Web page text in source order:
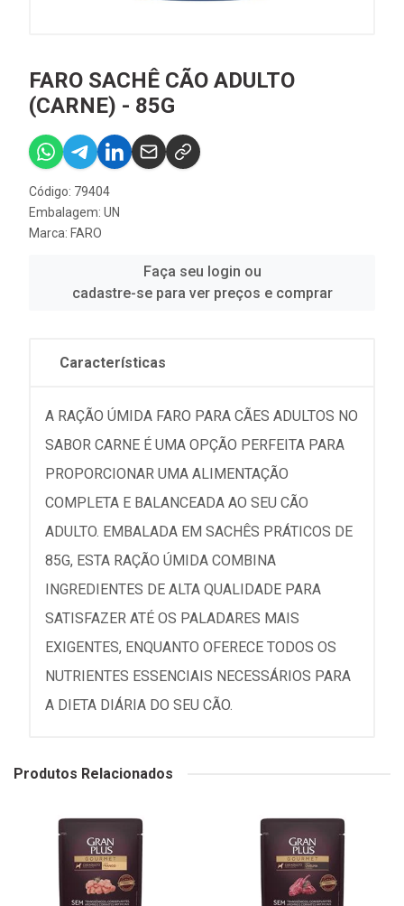
FARO SACHÊ CÃO ADULTO
(CARNE) - 85G
Código: 79404
Embalagem: UN
Marca: FARO
Faça seu login ou
cadastre-se para ver preços e comprar
Características
A RAÇÃO ÚMIDA FARO PARA CÃES ADULTOS NO
SABOR CARNE É UMA OPÇÃO PERFEITA PARA
PROPORCIONAR UMA ALIMENTAÇÃO
COMPLETA E BALANCEADA AO SEU CÃO
ADULTO. EMBALADA EM SACHÊS PRÁTICOS DE
85G, ESTA RAÇÃO ÚMIDA COMBINA
INGREDIENTES DE ALTA QUALIDADE PARA
SATISFAZER ATÉ OS PALADARES MAIS
EXIGENTES, ENQUANTO OFERECE TODOS OS
NUTRIENTES ESSENCIAIS NECESSÁRIOS PARA
A DIETA DIÁRIA DO SEU CÃO.
Produtos Relacionados